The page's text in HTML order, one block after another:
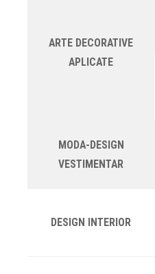
ARTE DECORATIVE
APLICATE
MODA-DESIGN
VESTIMENTAR
DESIGN INTERIOR